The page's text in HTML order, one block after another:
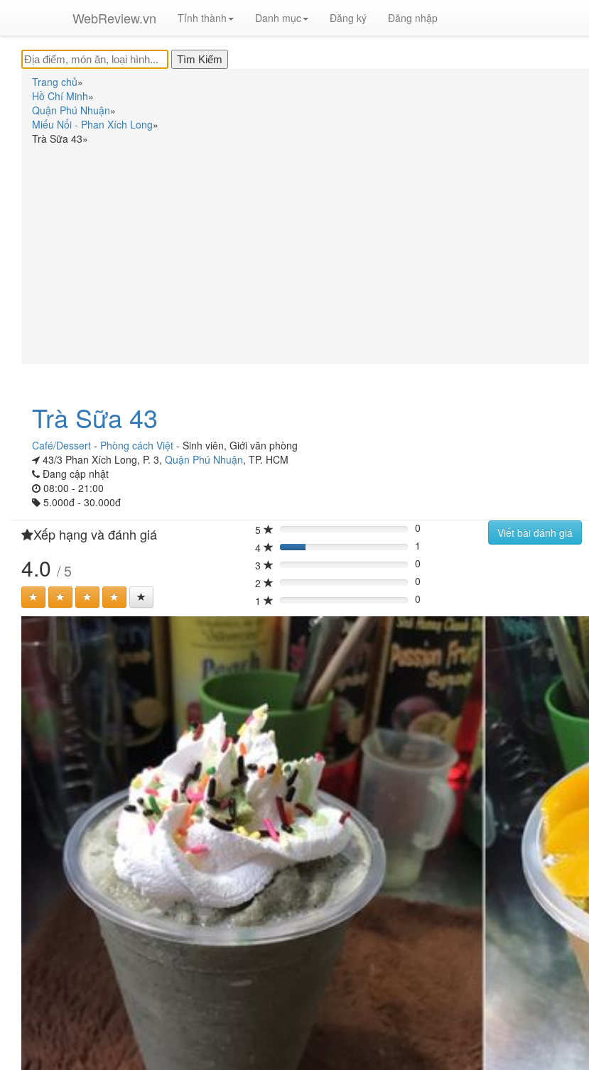
WebReview.vn Tỉnh thành Danh mục Đăng ký Đăng nhập
Trang chủ»
Hồ Chí Minh»
Quận Phú Nhuận»
Miếu Nổi - Phan Xích Long»
Trà Sữa 43»
Trà Sữa 43
Café/Dessert - Phòng cách Việt - Sinh viên, Giới văn phòng
43/3 Phan Xích Long, P. 3, Quận Phú Nhuận, TP. HCM
Đang cập nhật
08:00 - 21:00
5.000đ - 30.000đ
Xếp hạng và đánh giá
4.0 / 5
5 0%
0
4
20%
1
3
0%
0
2
0%
0
1
0% 0
Viết bài đánh giá